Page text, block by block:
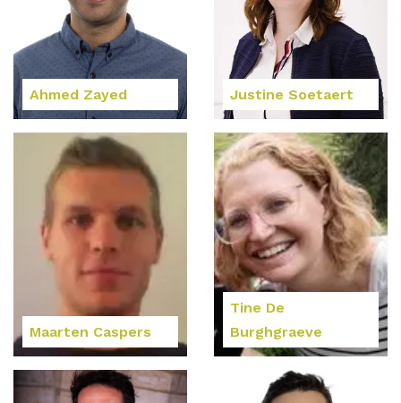
Ahmed Zayed Justine Soetaert
Maarten Caspers
Tine De
Burghgraeve